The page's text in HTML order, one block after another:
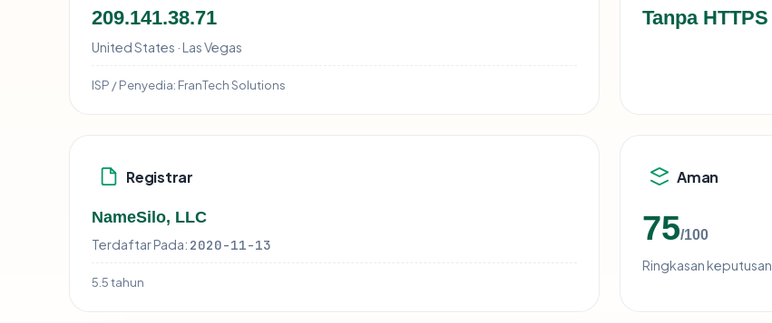
209.141.38.71
United States · Las Vegas
ISP / Penyedia: FranTech Solutions
Tanpa HTTPS
Registrar
NameSilo, LLC
Terdaftar Pada: 2020-11-13
5.5 tahun
Aman
75/100
Ringkasan keputusan